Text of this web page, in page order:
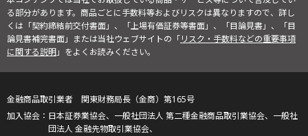
る部分があります。商品ごとに手数料等およびリスクは異なりますので、詳し
くは「契約締結前交付書面」、「上場有価証券等書面」、「目論見書」、「目
論見書補完書面」または当社ウェブサイトの「リスク・手数料などの重要事項
に関する説明」をよくお読みください。
金融商品取引業者 関東財務局長（金商）第165号
日本証券業協会、一般社団法人 第二種金融商品取引業協会、一般社
団法人 金融先物取引業協会、